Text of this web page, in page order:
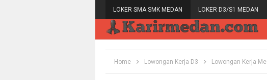
LOKER SMA SMK MEDAN LOKER D3/S1 MEDAN
Home Lowongan Kerja D3 Lowongan Kerja